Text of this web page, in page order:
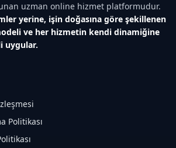
uzman online hizmet platformudur.
yerine, işin doğasına göre şekillenen
ve her hizmetin kendi dinamiğine
uygular.
Politikası